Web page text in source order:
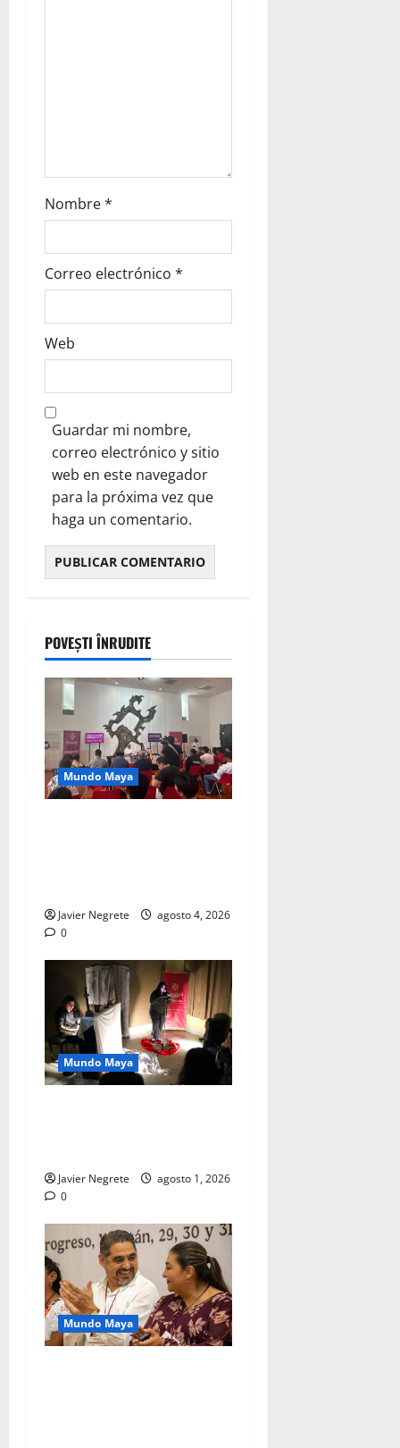
Nombre*
Correo electrónico *
Web
Guardar mi nombre,
correo electrónico y sitio
web en este navegador
para la próxima vez que
haga un comentario.
POVEȘTI ÎNRUDITE
Mundo Maya
Javier Negrete
agosto 4, 2026
0
Mundo Maya
Javier Negrete
agosto 1, 2026
0
Mundo Maya